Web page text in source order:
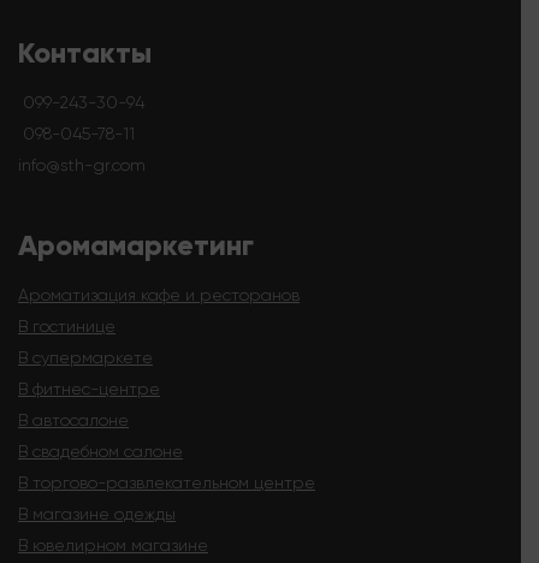
Контакты
099-243-30-94
098-045-78-11
info@sth-gr.com
Аромамаркетинг
Ароматизация кафе и ресторанов
В гостинице
В супермаркете
В фитнес-центре
В автосалоне
В свадебном салоне
В торгово-развлекательном центре
В магазине одежды
В ювелирном магазине